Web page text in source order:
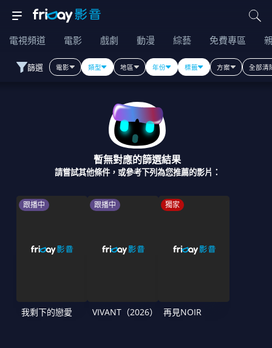
電視頻道 電影 戲劇 動漫 綜藝 免費專區
篩選 電影 類型 地區 年份 標籤 方案 全部清
暫無對應的篩選結果
請嘗試其他條件，或參考下列為您推薦的影片：
跟播中
我剩下的戀愛
跟播中
VIVANT（2026）
獨家
再見NOIR